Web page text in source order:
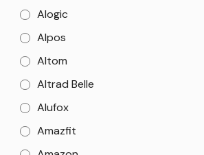
Alogic
Alpos
Altom
Altrad Belle
Alufox
Amazfit